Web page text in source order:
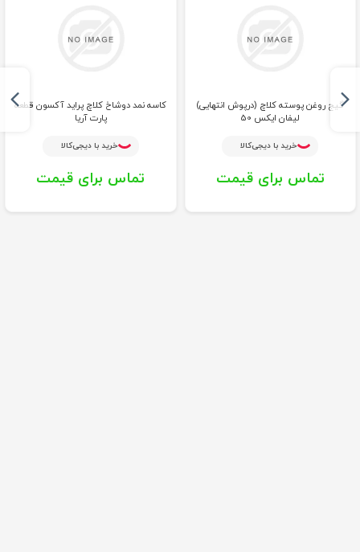
گیج روغن پوسته کلاچ (درپوش انتهایی)
لیفان ایکس 50
خرید با دیجی‌کالا
تماس برای قیمت
کاسه نمد دوشاخ کلاچ پراید آکسون قطعه
پارت آریا
خرید با دیجی‌کالا
تماس برای قیمت